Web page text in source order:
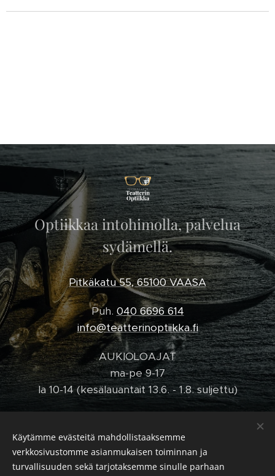
Optiikkaa intohimolla, palvelua
sydämellä.
Pitkäkatu 55, 65100 VAASA
Puh. 040 6696 614
info@teatterinoptiikka.fi
AUKIOLOAJAT
ma-pe 9-17
la 10-14 (kesälauantait 13.6. - 1.8. suljettu)
© Teatterin Optiikka 2025
Käytämme evästeitä mahdollistaaksemme
verkkosivustomme asianmukaisen toiminnan ja
turvallisuuden sekä tarjotaksemme sinulle parhaan